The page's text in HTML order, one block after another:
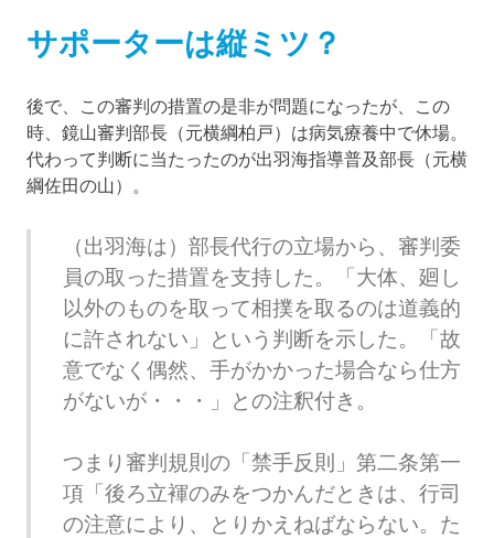
サポーターは縦ミツ？
後で、この審判の措置の是非が問題になったが、この
時、鏡山審判部長（元横綱柏戸）は病気療養中で休場。
代わって判断に当たったのが出羽海指導普及部長（元横
綱佐田の山）。
（出羽海は）部長代行の立場から、審判委
員の取った措置を支持した。「大体、廻し
以外のものを取って相撲を取るのは道義的
に許されない」という判断を示した。「故
意でなく偶然、手がかかった場合なら仕方
がないが・・・」との注釈付き。
つまり審判規則の「禁手反則」第二条第一
項「後ろ立褌のみをつかんだときは、行司
の注意により、とりかえねばならない。た